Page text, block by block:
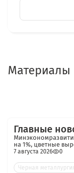
Материалы
Главные
на 1%, цветные
7 августа 2026 0
Черная